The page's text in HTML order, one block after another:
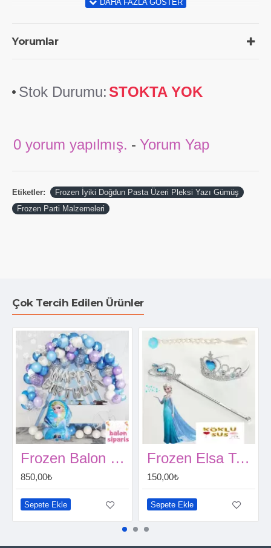
Yorumlar
Stok Durumu:STOKTA YOK
0 yorum yapılmış. - Yorum Yap
Etiketler:
Frozen İyiki Doğdun Pasta Üzeri Pleksi Yazı Gümüş
Frozen Parti Malzemeleri
Çok Tercih Edilen Ürünler
Frozen Balon Zincir Seti Kendin Yap
850,00₺
Sepete Ekle
Frozen Elsa Taç, Asa, Örgü Saç Seti
150,00₺
Sepete Ekle